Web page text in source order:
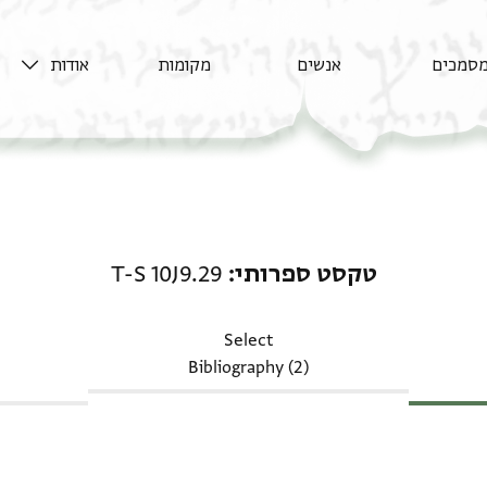
מסמכים אנשים מקומות אודות
טקסט ספרותי T-S 10J9.29
Select
Bibliography (2)